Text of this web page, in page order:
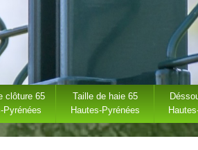
clôture 65
Pyrénées
Taille de haie 65
Hautes-Pyrénées